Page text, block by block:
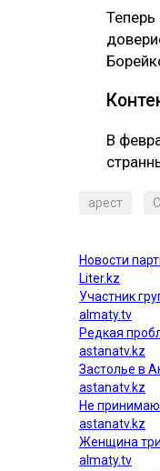
Теперь
В
арест